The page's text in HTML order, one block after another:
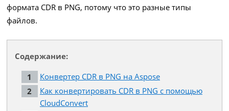
формата CDR в PNG, потому что это разные типы
файлов.
Содержание:
Конвертер CDR в PNG на Aspose
Как конвертировать CDR в PNG с помощью
CloudConvert